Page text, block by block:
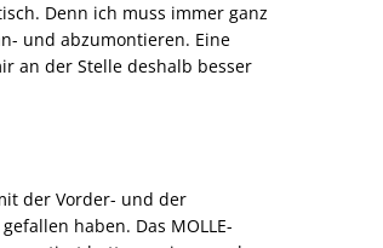
Denn ich muss immer ganz
und abzumontieren. Eine
an der Stelle deshalb besser
der Vorder- und der
haben. Das MOLLE-